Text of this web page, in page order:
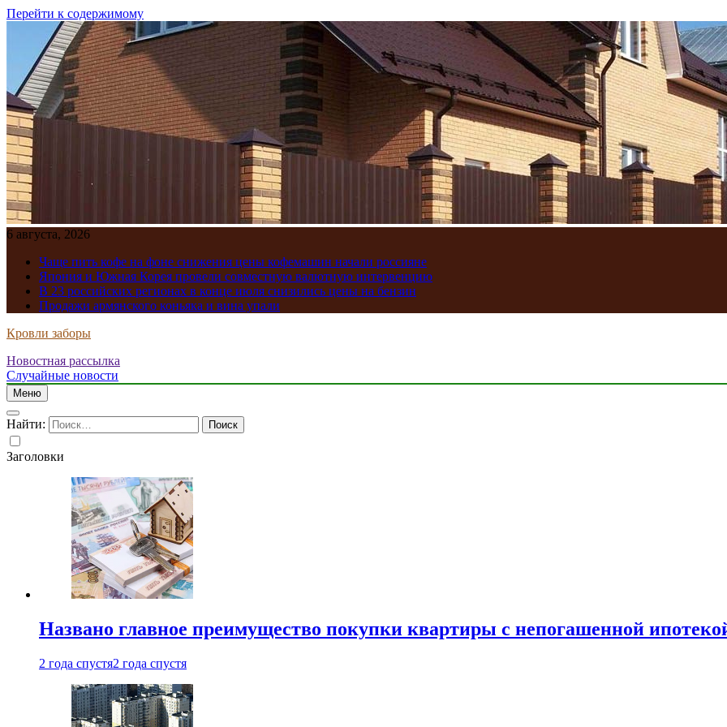
Перейти к содержимому
6 августа, 2026
Чаще пить кофе на фоне снижения цены кофемашин начали россияне
Япония и Южная Корея провели совместную валютную интервенцию
В 23 российских регионах в конце июля снизились цены на бензин
Продажи армянского коньяка и вина упали
Кровли заборы
Новостная рассылка
Случайные новости
Меню
Найти:
Заголовки
Названо главное преимущество покупки квартиры с непогашенной
2 года спустя2 года спустя